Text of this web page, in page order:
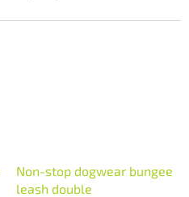
Non-stop dogwear bungee
leash double